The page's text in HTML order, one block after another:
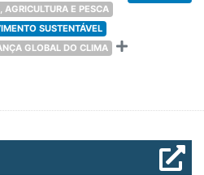
AGRICULTURA E PESCA
SUSTENTÁVEL
GLOBAL DO CLIMA